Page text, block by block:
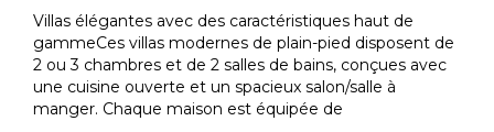
Villas élégantes avec des caractéristiques haut de
gammeCes villas modernes de plain-pied disposent de
2 ou 3 chambres et de 2 salles de bains, conçues avec
une cuisine ouverte et un spacieux salon/salle à
manger. Chaque maison est équipée de